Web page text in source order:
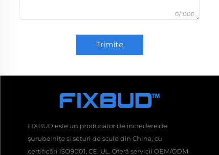
0/1000
Trimite
FIXBUD este un producător de încredere de
șurubelnițe și seturi de scule din China, cu
certificări ISO9001, CE, UL. Oferă servicii OEM/ODM,